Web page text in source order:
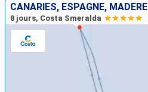
CANARIES, ESPAGNE, MADÈRE
8 jours, Costa Smeralda